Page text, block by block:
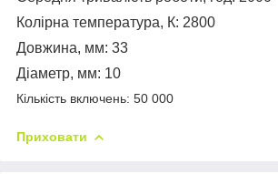
Колірна температура, К: 2800
Довжина, мм: 33
Діаметр, мм: 10
Кількість включень: 50 000
Приховати